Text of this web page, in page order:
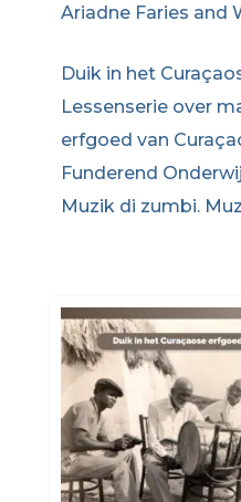
Ariadne Faries and
Duik in het
Lessenserie over
erfgoed van
Funderend
Muzik di zumbi.